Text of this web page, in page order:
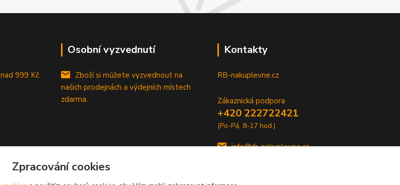
nad 999 Kč
Osobní vyzvednutí
Zboží si můžete vyzvednout na
našich prodejnách a výdejních místech
zdarma.
Kontakty
RB-nakuplevne.cz
Zákaznická podpora
+420 222722421
(Po-Pá, 8-17 hod.)
info@rb-nakuplevne.cz
Zpracování cookies